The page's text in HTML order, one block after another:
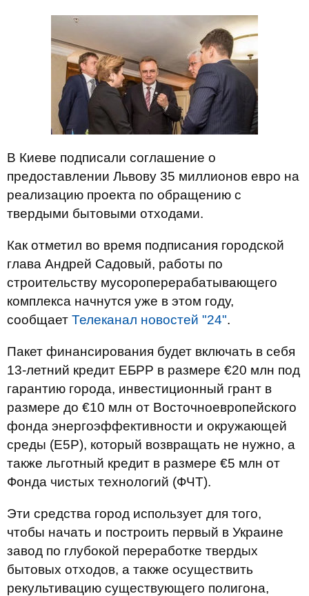
В Киеве подписали соглашение о
предоставлении Львову 35 миллионов евро на
реализацию проекта по обращению с
твердыми бытовыми отходами.
Как отметил во время подписания городской
глава Андрей Садовый, работы по
строительству мусороперерабатывающего
комплекса начнутся уже в этом году,
сообщает Телеканал новостей "24".
Пакет финансирования будет включать в себя
13-летний кредит ЕБРР в размере €20 млн под
гарантию города, инвестиционный грант в
размере до €10 млн от Восточноевропейского
фонда энергоэффективности и окружающей
среды (E5P), который возвращать не нужно, а
также льготный кредит в размере €5 млн от
Фонда чистых технологий (ФЧТ).
Эти средства город использует для того,
чтобы начать и построить первый в Украине
завод по глубокой переработке твердых
бытовых отходов, а также осуществить
рекультивацию существующего полигона,